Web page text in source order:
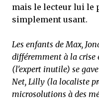
mais le lecteur lui le
simplement usant.
Les enfants de Max,
différemment à la crise
(l'expert inutile) se
Net, Lilly (la localiste
microsolutions à des